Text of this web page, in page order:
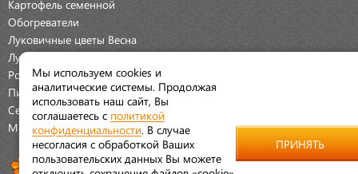
Картофель семенной
Обогреватели
Луковичные цветы Весна
Луковичные цветы Осень
Розы
Пионы
Семена Овощей
Мраморная крошка
Мы используем cookies и
аналитические системы. Продолжая
использовать наш сайт, Вы
соглашаетесь с политикой
конфиденциальности . В случае
несогласия с обработкой Ваших
пользовательских данных Вы можете
отключить сохранение файлов «cookie»
ПРИНЯТЬ